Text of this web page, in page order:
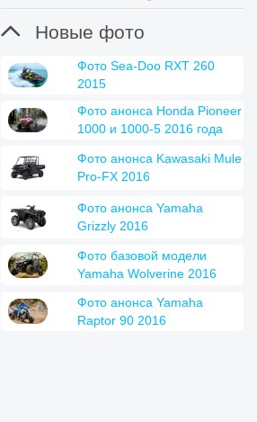
 Новые фото
Фото Sea-Doo RXT 260
2015
Фото анонса Honda Pioneer
1000 и 1000-5 2016 года
Фото анонса Kawasaki Mule
Pro-FX 2016
Фото анонса Yamaha
Grizzly 2016
Фото базовой модели
Yamaha Wolverine 2016
Фото анонса Yamaha
Raptor 90 2016